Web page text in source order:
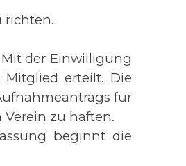
richten.
der Einwilligung
erteilt. Die
für
Verein zu haften.
beginnt die